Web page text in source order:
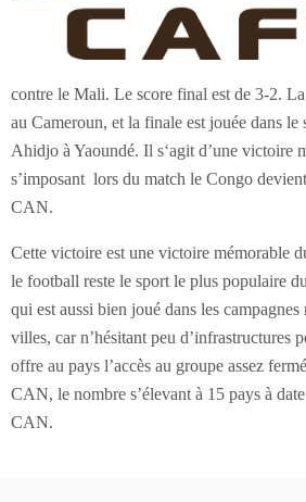
contre le Mali. Le score final est de 3-2.
au Cameroun, et la finale est jouée dans le
Ahidjo à Yaoundé. Il s‘agit d’une victoire
s’imposant lors du match le Congo
CAN.
Cette victoire est une victoire mémorable
le football reste le sport le plus populaire
qui est aussi bien joué dans les campagnes
villes, car n’hésitant peu d’infrastructures
offre au pays l’accès au groupe assez
CAN, le nombre s’élevant à 15 pays à
CAN.